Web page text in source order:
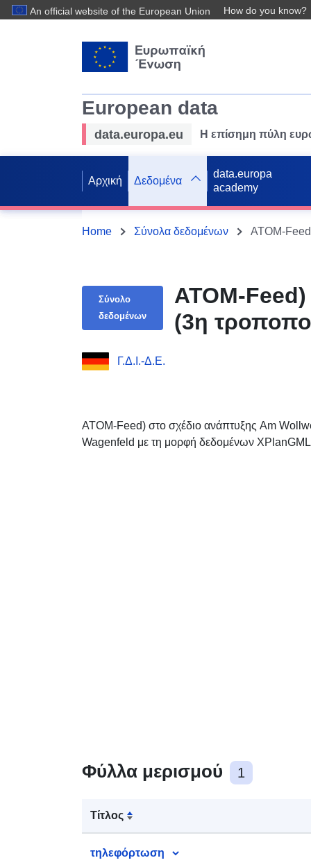
An official website of the European Union How do you know?
European data
data.europa.eu Η επίσημη πύλη
Αρχική Δεδομένα
data.europa
academy
Home Σύνολα δεδομένων
Σύνολο
δεδομένων
ATOM-
(3η
Γ.Δ.Ι.-Δ.Ε.
ATOM-Feed) στο σχέδιο ανάπτυξης Am
Wagenfeld με τη μορφή δεδομένων
Φύλλα μερισμού 1
Τίτλος
τηλεφόρτωση